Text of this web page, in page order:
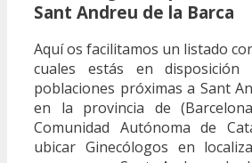
Sant Andreu de la Barca
Aquí os facilitamos un listado
cuales estás en
poblaciones próximas a Sant
en la provincia de
Comunidad Autónoma de
ubicar Ginecólogos en